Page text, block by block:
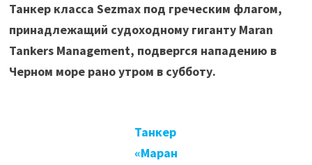
Танкер класса Sezmax под греческим флагом,
принадлежащий судоходному гиганту Maran
Tankers Management, подвергся нападению в
Черном море рано утром в субботу.
Танкер
«Маран